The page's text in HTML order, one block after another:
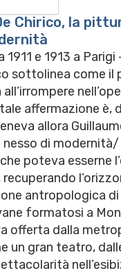
Chirico, la
e 1913 a
sottolinea come
affermazione è,
allora
di
poteva esserne
antropologica
formatosi a
offerta dalla
un gran teatro,